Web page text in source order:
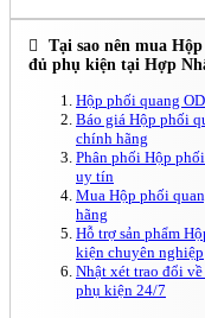
Tại sao nên mua
đủ phụ kiện tại Hợp
Hộp phối quang
Báo giá Hộp phối
chính hãng
Phân phối Hộp
uy tín
Mua Hộp phối
hãng
Hỗ trợ sản phẩm
kiện chuyên nghiệp
Nhật xét trao đổi
phụ kiện 24/7